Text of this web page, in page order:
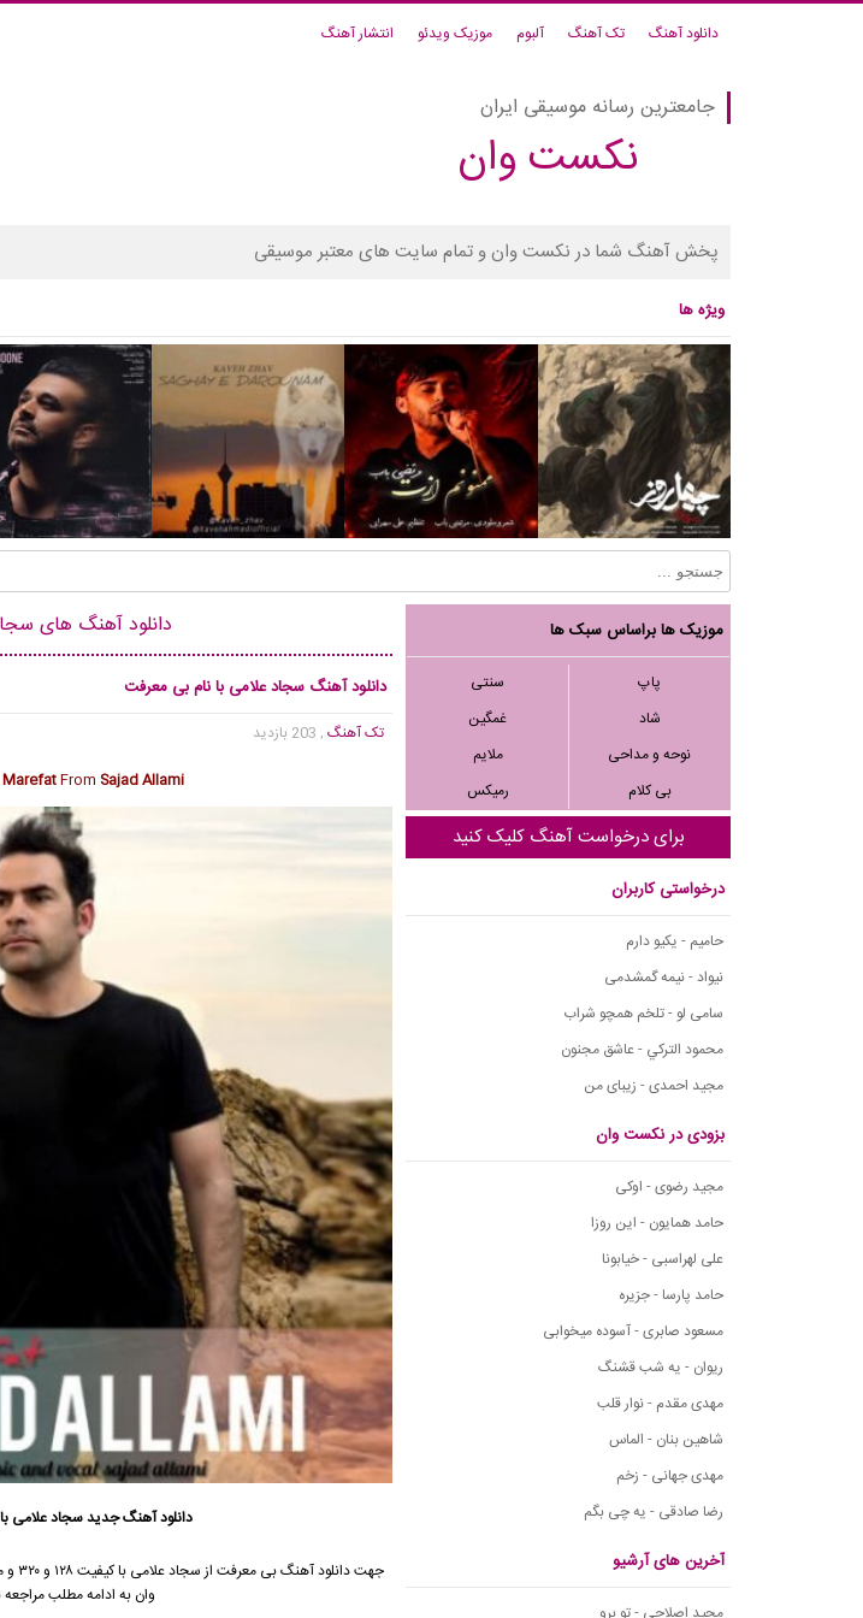
دانلود آهنگ تک آهنگ آلبوم موزیک ویدئو انتشار آهنگ
جامعترین رسانه موسیقی ایران
نکست وان
پخش آهنگ شما در نکست وان و تمام سایت های معتبر موسیقی
ویژه ها
موزیک ها براساس سبک ها
پاپ
سنتی
شاد
غمگین
نوحه و مداحی
ملایم
بی کلام
رمیکس
برای درخواست آهنگ کلیک کنید
درخواستی کاربران
حامیم - یکیو دارم
نیواد - نیمه گمشدمی
سامی لو - تلخم همچو شراب
محمود التركي - عاشق مجنون
مجید احمدی - زیبای من
بزودی در نکست وان
مجید رضوی - اوکی
حامد همایون - این روزا
علی لهراسبی - خیابونا
حامد پارسا - جزیره
مسعود صابری - آسوده میخوابی
ریوان - یه شب قشنگ
مهدی مقدم - نوار قلب
شاهین بنان - الماس
مهدی جهانی - زخم
رضا صادقی - یه چی بگم
آخرین های آرشیو
دانلود آهنگ های
دانلود آهنگ سجاد علامی با نام بی معرفت
تک آهنگ, 203 بازدید
From Sajad Allami
دانلود آهنگ جدیدسجاد علامی
جهت
وان به ادامه مطلب مراجعه